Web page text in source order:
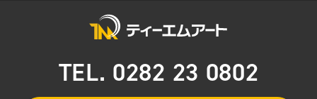
TEL. 0282 23 0802